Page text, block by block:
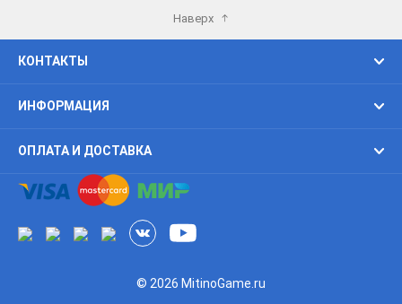
Наверх
КОНТАКТЫ
ИНФОРМАЦИЯ
ОПЛАТА И ДОСТАВКА
© 2026 MitinoGame.ru